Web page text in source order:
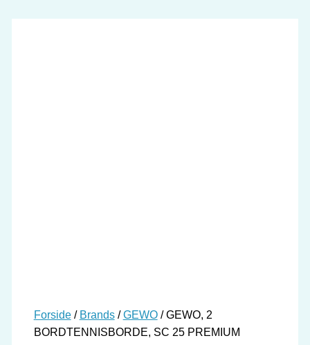
Forside/ Brands/GEWO/ GEWO, 2
BORDTENNISBORDE, SC 25 PREMIUM